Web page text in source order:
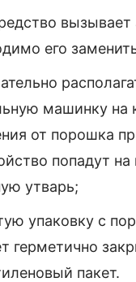
его
машинку на
от порошка
попадут
утварь;
упаковку с
герметично
пакет.